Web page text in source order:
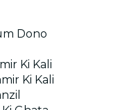
Dono
Ki Kali
Ki Kali